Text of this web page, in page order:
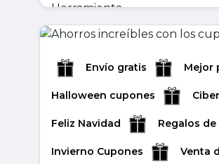
Herramienta...
abril 28, 2026
Leer másr
Envío gratis Mejor
Halloween cupones
Feliz Navidad Regalos
Invierno Cupones Venta